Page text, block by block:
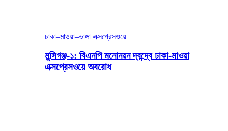
ঢাকা–মাওয়া–ভাঙ্গা এক্সপ্রেসওয়ে
মুন্সিগঞ্জ-১: বিএনপি মনোনয়ন দ্বন্দ্বে ঢাকা-মাওয়া
এক্সপ্রেসওয়ে অবরোধ